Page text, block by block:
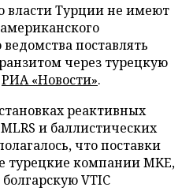
власти Турции не имеют
поставлять
через турецкую
РИА «Новости».
реактивных
и баллистических
что поставки
турецкие компании MKE,
болгарскую VTIC